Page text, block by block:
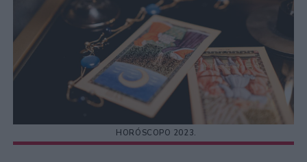
HORÓSCOPO 2023.